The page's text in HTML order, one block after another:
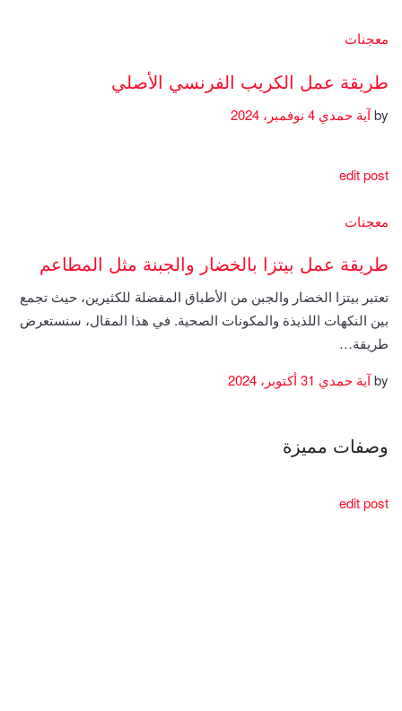
معجنات
طريقة عمل الكريب الفرنسي الأصلي
byآية حمدي
edit post
معجنات
طريقة عمل بيتزا بالخضار والجبنة مثل المطاعم
تعتبر بيتزا الخضار والجبن من الأطباق المفضلة للكثيرين، حيث تجمع
بين النكهات اللذيذة والمكونات الصحية. في هذا المقال، سنستعرض
طريقة…
byآية حمدي
وصفات مميزة
edit post